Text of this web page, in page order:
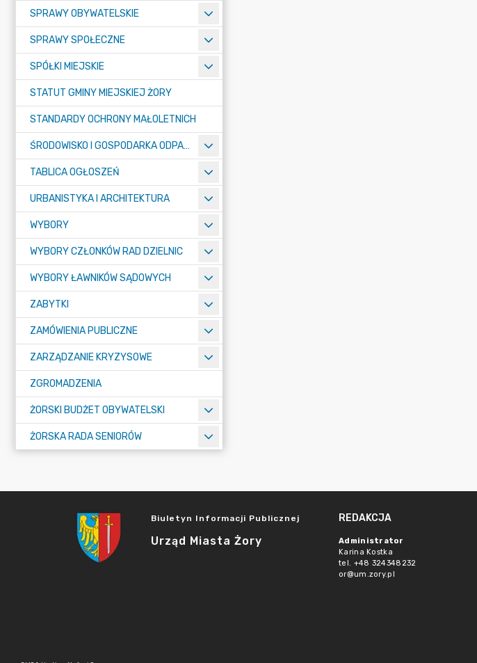
SPRAWY OBYWATELSKIE
SPRAWY SPOŁECZNE
SPÓŁKI MIEJSKIE
STATUT GMINY MIEJSKIEJ ŻORY
STANDARDY OCHRONY MAŁOLETNICH
ŚRODOWISKO I GOSPODARKA ODPADAMI
TABLICA OGŁOSZEŃ
URBANISTYKA I ARCHITEKTURA
WYBORY
WYBORY CZŁONKÓW RAD DZIELNIC
WYBORY ŁAWNIKÓW SĄDOWYCH
ZABYTKI
ZAMÓWIENIA PUBLICZNE
ZARZĄDZANIE KRYZYSOWE
ZGROMADZENIA
ŻORSKI BUDŻET OBYWATELSKI
ŻORSKA RADA SENIORÓW
Biuletyn Informacji Publicznej
Urząd Miasta Żory
REDAKCJA
Administrator
Karina Kostka
tel. +48 324348232
or@um.zory.pl